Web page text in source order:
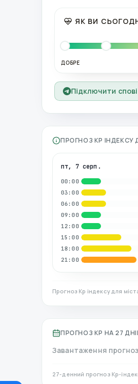
ЯК ВИ
ДОБРЕ
Підключити
ПРОГНОЗ KP ІНДЕКСУ
пт, 7 серп.
00:00
03:00
06:00
09:00
12:00
15:00
18:00
21:00
Прогноз Kp індексу для
ПРОГНОЗ KP НА 27
Завантаження
27-денний прогноз Kp-